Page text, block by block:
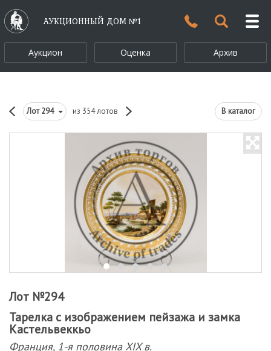
АУКЦИОННЫЙ ДОМ №1
Аукцион Оценка Архив
Лот294 из 354 лотов В каталог
Лот №294
Тарелка с изображением пейзажа и замка
Кастельвеккьо
Франция, 1-я половина XIX в.